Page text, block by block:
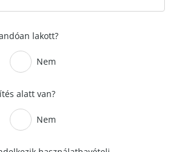
lakott?
Nem
alatt van?
Nem